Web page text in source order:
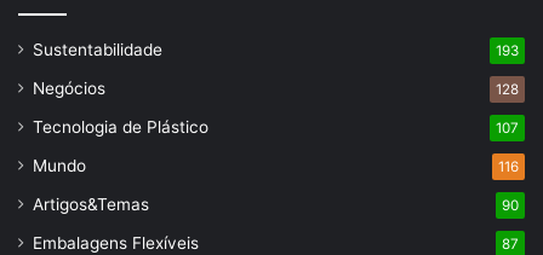
Sustentabilidade 193
Negócios 128
Tecnologia de Plástico 107
Mundo 116
Artigos&Temas 90
Embalagens Flexíveis 87